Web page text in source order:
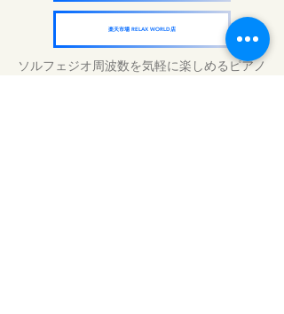
楽天市場 RELAX WORLD店
ソルフェジオ周波数を気軽に楽しめるピアノ